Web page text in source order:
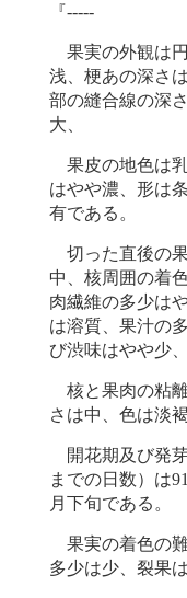
『-----
果実の外観は
浅、梗あの深さ
部の縫合線の深
大、
果皮の地色は
はやや濃、形は
有である。
切った直後の
中、核周囲の着
肉繊維の多少は
は溶質、果汁の
び渋味はやや少
核と果肉の粘
さは中、色は淡
開花期及び発
までの日数）は
月下旬である。
果実の着色の
多少は少、裂果